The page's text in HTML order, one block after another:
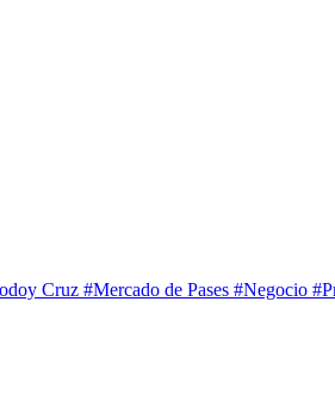
Cruz #Mercado de Pases #Negocio